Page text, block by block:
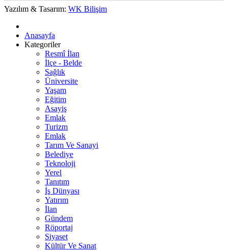
Yazılım & Tasarım: WK Bilişim
Anasayfa
Kategoriler
Resmî İlan
İlçe - Belde
Sağlık
Üniversite
Yaşam
Eğitim
Asayiş
Emlak
Turizm
Emlak
Tarım Ve Sanayi
Belediye
Teknoloji
Yerel
Tanıtım
İş Dünyası
Yatırım
İlan
Gündem
Röportaj
Siyaset
Kültür Ve Sanat